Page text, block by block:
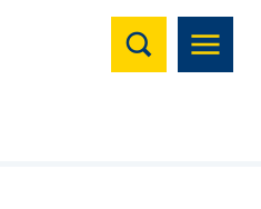
Suchen